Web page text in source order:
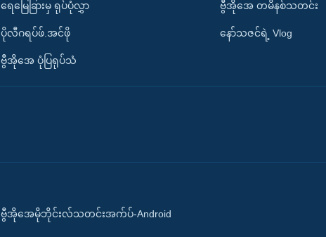
ရေမြေခြားမှ ရုပ်ပုံလွှာ
ပိုလီဂရပ်ဖ်.အင်ဖို
ဗွီအိုအေ ပုံပြရုပ်သံ
ဗွီအိုအေ တမိနစ်သတင်း
နော်သဇင်ရဲ့ Vlog
ဗွီအိုအေမိုဘိုင်းလ်သတင်းအက်ပ်-Android